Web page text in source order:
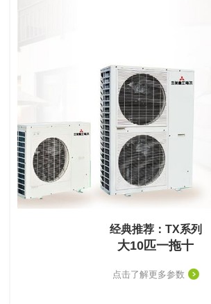
经典推荐：TX系列
大10匹一拖十
点击了解更多参数